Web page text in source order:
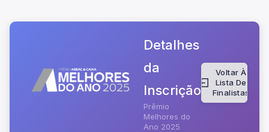
Detalhes
da
Inscrição
Prêmio
Melhores do
Ano 2025
Voltar À
Lista De
Finalistas